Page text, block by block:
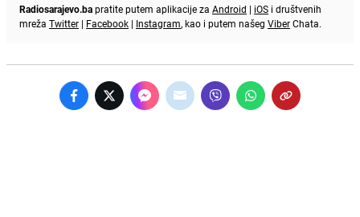
Radiosarajevo.bapratite putem aplikacije za Android | iOS i društvenih
mreža Twitter | Facebook | Instagram, kao i putem našeg ViberChata.